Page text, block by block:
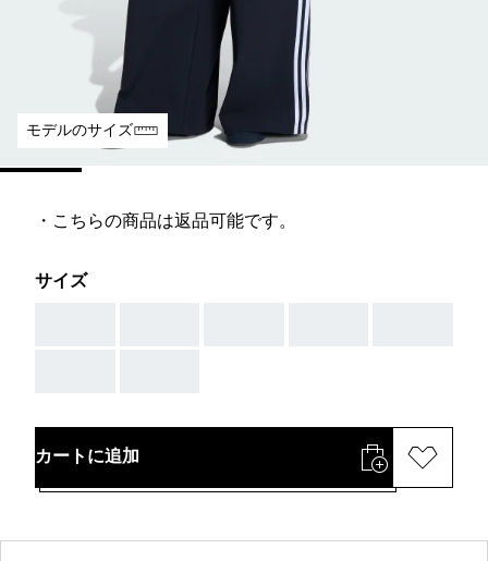
モデルのサイズ
・こちらの商品は返品可能です。
サイズ
カートに追加